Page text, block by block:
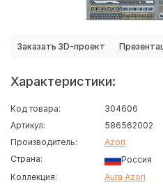
Заказать 3D-проект
Характеристики:
Код товара:
304606
Артикул:
586562002
Производитель:
Azori
Страна:
Россия
Коллекция:
Aura Azori